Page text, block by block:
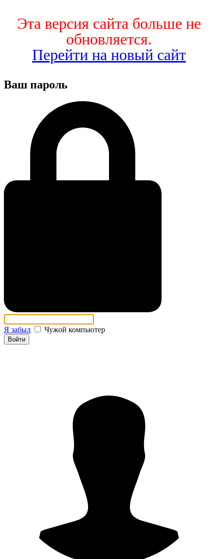
Эта версия сайта больше не
обновляется.
Перейти на новый сайт
Ваш пароль
Я забыл Чужой компьютер
Войти